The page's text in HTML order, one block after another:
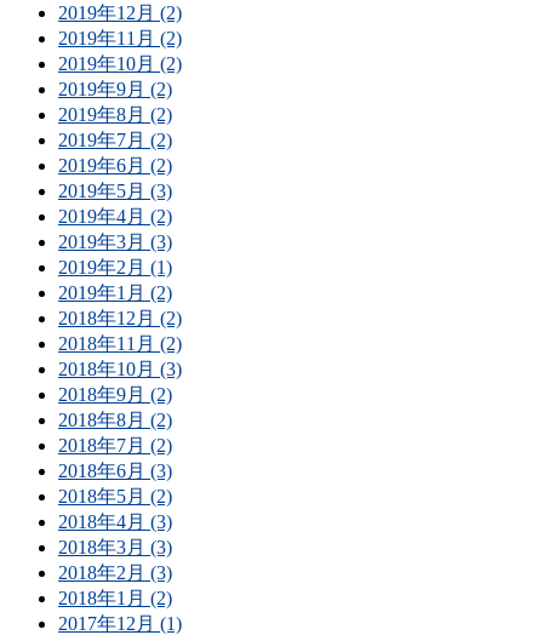
2019年12月 (2)
2019年11月 (2)
2019年10月 (2)
2019年9月 (2)
2019年8月 (2)
2019年7月 (2)
2019年6月 (2)
2019年5月 (3)
2019年4月 (2)
2019年3月 (3)
2019年2月 (1)
2019年1月 (2)
2018年12月 (2)
2018年11月 (2)
2018年10月 (3)
2018年9月 (2)
2018年8月 (2)
2018年7月 (2)
2018年6月 (3)
2018年5月 (2)
2018年4月 (3)
2018年3月 (3)
2018年2月 (3)
2018年1月 (2)
2017年12月 (1)